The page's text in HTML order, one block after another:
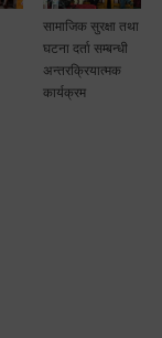
सामाजिक सुरक्षा तथा
घटना दर्ता सम्बन्धी
अन्तरक्रियात्मक
कार्यक्रम